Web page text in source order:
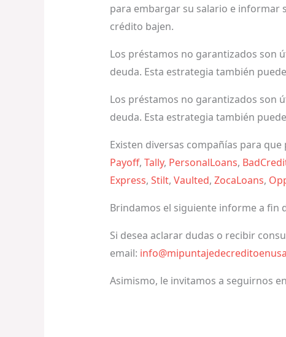
para embargar su salario e informar
crédito bajen.
Los préstamos no garantizados son
deuda. Esta estrategia también
Los préstamos no garantizados son
deuda. Esta estrategia también
Existen diversas compañías para
Payoff, Tally, PersonalLoans,
Express, Stilt, Vaulted, ZocaLoans,
Brindamos el siguiente informe a fin
Si desea aclarar dudas o recibir
email:
Asimismo, le invitamos a seguirnos